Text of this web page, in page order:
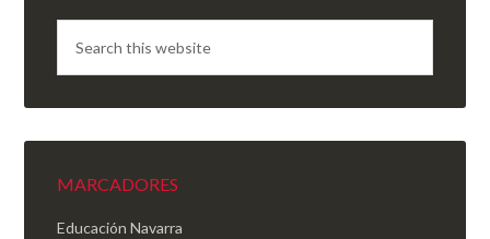
MARCADORES
Educación Navarra